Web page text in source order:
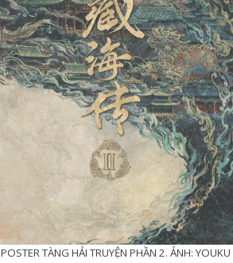
POSTER TÀNG HẢI TRUYỆN PHẦN 2. ẢNH: YOUKU